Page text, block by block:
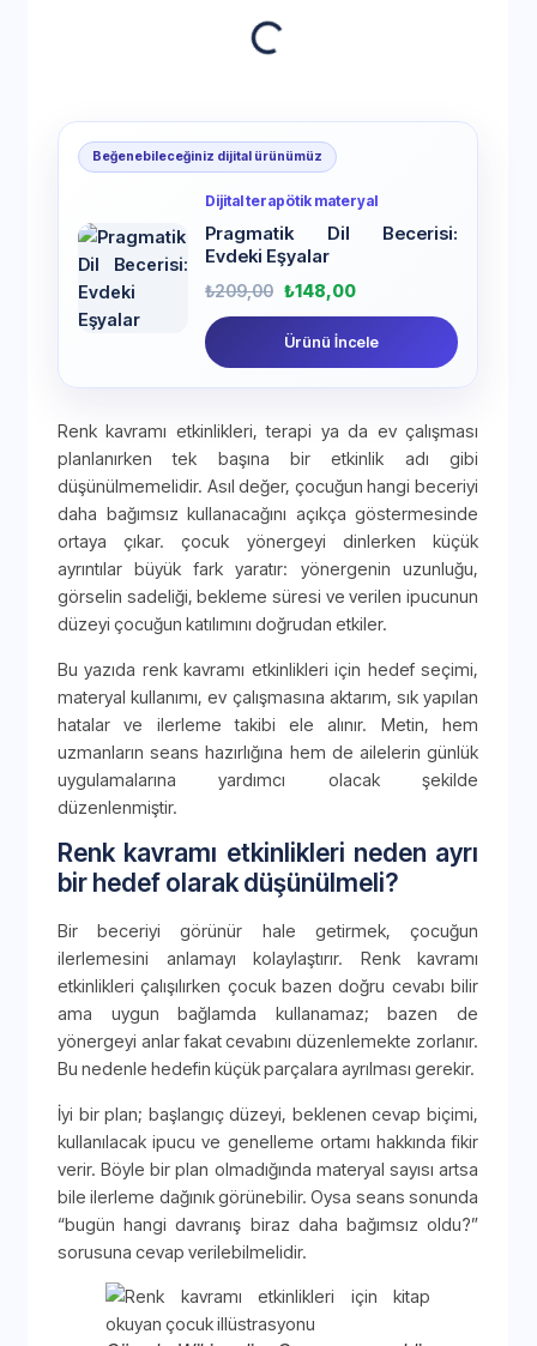
Beğenebileceğiniz dijital ürünümüz
Dijital terapötik materyal
Pragmatik Dil Becerisi:
Evdeki Eşyalar
₺209,00 ₺148,00
Ürünü İncele
Renk kavramı etkinlikleri, terapi ya da ev çalışması
planlanırken tek başına bir etkinlik adı gibi
düşünülmemelidir. Asıl değer, çocuğun hangi beceriyi
daha bağımsız kullanacağını açıkça göstermesinde
ortaya çıkar. çocuk yönergeyi dinlerken küçük
ayrıntılar büyük fark yaratır: yönergenin uzunluğu,
görselin sadeliği, bekleme süresi ve verilen ipucunun
düzeyi çocuğun katılımını doğrudan etkiler.
Bu yazıda renk kavramı etkinlikleri için hedef seçimi,
materyal kullanımı, ev çalışmasına aktarım, sık yapılan
hatalar ve ilerleme takibi ele alınır. Metin, hem
uzmanların seans hazırlığına hem de ailelerin günlük
uygulamalarına yardımcı olacak şekilde
düzenlenmiştir.
Renk kavramı etkinlikleri neden ayrı
bir hedef olarak düşünülmeli?
Bir beceriyi görünür hale getirmek, çocuğun
ilerlemesini anlamayı kolaylaştırır. Renk kavramı
etkinlikleri çalışılırken çocuk bazen doğru cevabı bilir
ama uygun bağlamda kullanamaz; bazen de
yönergeyi anlar fakat cevabını düzenlemekte zorlanır.
Bu nedenle hedefin küçük parçalara ayrılması gerekir.
İyi bir plan; başlangıç düzeyi, beklenen cevap biçimi,
kullanılacak ipucu ve genelleme ortamı hakkında fikir
verir. Böyle bir plan olmadığında materyal sayısı artsa
bile ilerleme dağınık görünebilir. Oysa seans sonunda
“bugün hangi davranış biraz daha bağımsız oldu?”
sorusuna cevap verilebilmelidir.